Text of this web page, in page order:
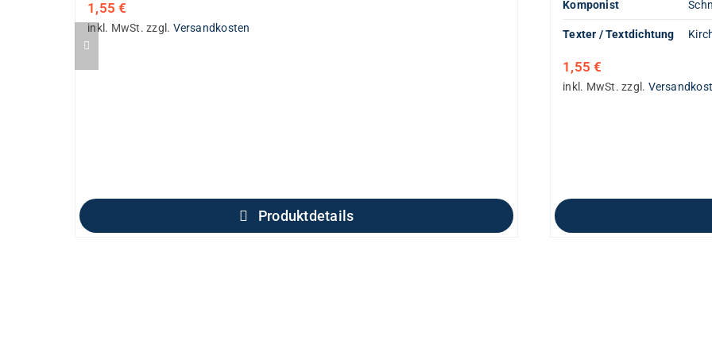
1,55€
inkl. MwSt. zzgl. Versandkosten
Produktdetails
Komponist
Texter / Textdichtung
1,55€
inkl. MwSt. zzgl.